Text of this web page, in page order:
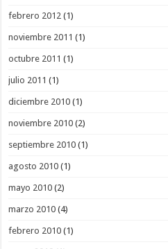
febrero 2012 (1)
noviembre 2011 (1)
octubre 2011 (1)
julio 2011 (1)
diciembre 2010 (1)
noviembre 2010 (2)
septiembre 2010 (1)
agosto 2010 (1)
mayo 2010 (2)
marzo 2010 (4)
febrero 2010 (1)